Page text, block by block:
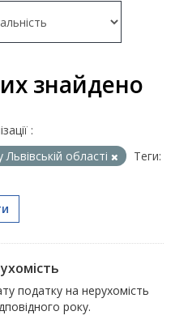
знайдено
:
області
Теги:
податку на нерухомість
року.